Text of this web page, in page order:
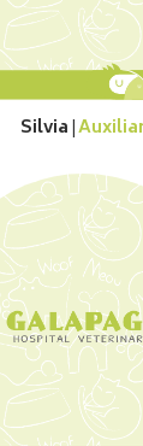
Silvia |